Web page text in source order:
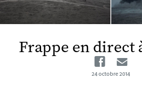
Frappe en direct
24 octobre 2014